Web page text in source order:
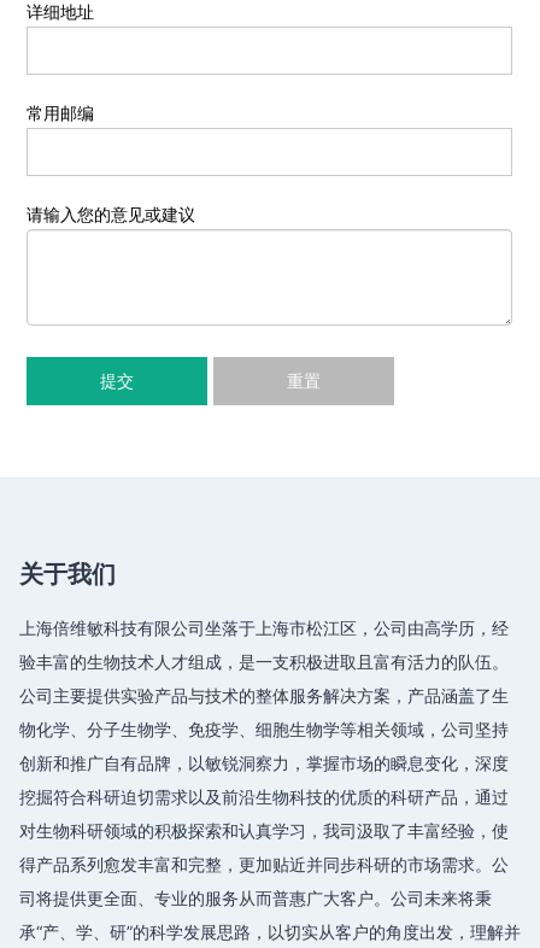
详细地址
常用邮编
请输入您的意见或建议
提交 重置
关于我们
上海倍维敏科技有限公司坐落于上海市松江区，公司由高学历，经
验丰富的生物技术人才组成，是一支积极进取且富有活力的队伍。
公司主要提供实验产品与技术的整体服务解决方案，产品涵盖了生
物化学、分子生物学、免疫学、细胞生物学等相关领域，公司坚持
创新和推广自有品牌，以敏锐洞察力，掌握市场的瞬息变化，深度
挖掘符合科研迫切需求以及前沿生物科技的优质的科研产品，通过
对生物科研领域的积极探索和认真学习，我司汲取了丰富经验，使
得产品系列愈发丰富和完整，更加贴近并同步科研的市场需求。公
司将提供更全面、专业的服务从而普惠广大客户。公司未来将秉
承“产、学、研”的科学发展思路，以切实从客户的角度出发，理解并